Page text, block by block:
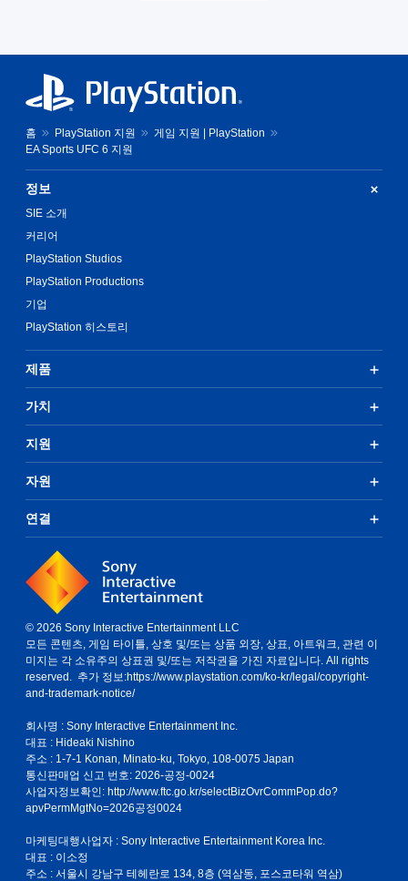
홈 PlayStation 지원
게임 지원 | PlayStation
EA Sports UFC 6 지원
정보
SIE 소개
커리어
PlayStation Studios
PlayStation Productions
기업
PlayStation 히스토리
제품
가치
지원
자원
연결
© 2026 Sony Interactive Entertainment LLC
모든 콘텐츠, 게임 타이틀, 상호 및/또는 상품 외장, 상표, 아트워크, 관련 이
미지는 각 소유주의 상표권 및/또는 저작권을 가진 자료입니다. All rights
reserved. 추가 정보:https://www.playstation.com/ko-kr/legal/copyright-
and-trademark-notice/
회사명 : Sony Interactive Entertainment Inc.
대표 : Hideaki Nishino
주소 : 1-7-1 Konan, Minato-ku, Tokyo, 108-0075 Japan
통신판매업 신고 번호: 2026-공정-0024
사업자정보확인: http://www.ftc.go.kr/selectBizOvrCommPop.do?
apvPermMgtNo=2026공정0024
마케팅대행사업자 : Sony Interactive Entertainment Korea Inc.
대표 : 이소정
주소 : 서울시 강남구 테헤란로 134, 8층 (역삼동, 포스코타워 역삼)